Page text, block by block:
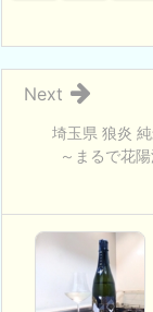
埼玉県 狼炎
～まるで花
Next